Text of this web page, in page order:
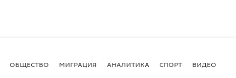
ОБЩЕСТВО МИГРАЦИЯ АНАЛИТИКА СПОРТ ВИДЕО